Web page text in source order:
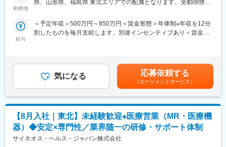
会、自身の強みを活かしたPJ相談などが可能です。定期的な面談
を通じて、その時々に応じたプロジェクトを提示するなどフレキ
■明確な評価制度：
自身の成果や頑張りが客観的に評価され、年収に反映されます。
また、在籍年数が増えると永年勤続報奨金や四半期一時金などの
手当もアップします。つまり、やりがいや努力がきちんと報われ
る報酬制度になっています。
【サポート体制】
配属後は担当マネージャーが丁寧に支援します。日々の仕事の悩
して医薬品情報の伝達や、安全性や有効性情報をご提供いただき
ます。有効性について情報の収集と会社への報告業務もお願いい
件から勤務地をご提案させていただきます。年収は現職考慮（モ
デル年収：20代650万、40代後半850万）領域を変えてのPJT打診
も可能です。また、無期雇用派遣となるため、ＰＪＴの期間外も
ベース給与は保証いたします。
■MRとして働く魅力
（1）最大限希望を考慮します：
全国50地域以上のPJTからご提案し、なるべくご希望の勤務地に
アサインが可能です。また、次の契約での再配属の際の地域もし
勤務地
県、山形県、福島県 東北エリアでの配属となります。受動喫煙対
給与
＜予定年収＞500万円～850万円＜賃金形態＞年俸制※年収を12分
割したものを毎月支給します。別途インセンティブあり＜賃金内
円（12分割）（一律手当を含む）＜昇給有無＞有＜残業手当＞有
＜給与補足＞※面接を通して、ご経験やスキルにより当社規定に基
づき決定いたします。■昇給、インセンティブあり■モデル年収：
20代650万、40代後半850万賃金はあくまでも目安の金額であ
り、選考を通じて上下する可能性があります。月給(月額)は固定手
当を含めた表記です。
気になる 応募依頼する
（エージェントサービス）
【8月入社｜東北】未経験歓迎※医療営業（MR・医療機
器）◆安定×専門性／業界随一の研修・サポート体制
サイネオス・ヘルス・ジャパン株式会社